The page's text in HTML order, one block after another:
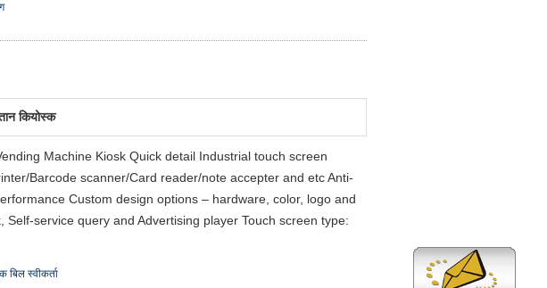
कियोस्क
Machine Kiosk Quick detail Industrial touch screen
Barcode scanner/Card reader/note accepter and etc Anti-
Custom design options – hardware, color, logo and
service query and Advertising player Touch screen type:
बिल स्वीकर्ता